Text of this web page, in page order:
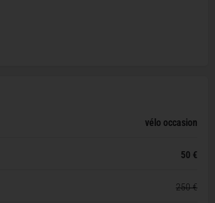
vélo occasion
50 €
250 €